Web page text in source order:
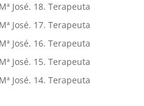
José. 18. Terapeuta
José. 17. Terapeuta
José. 16. Terapeuta
José. 15. Terapeuta
José. 14. Terapeuta